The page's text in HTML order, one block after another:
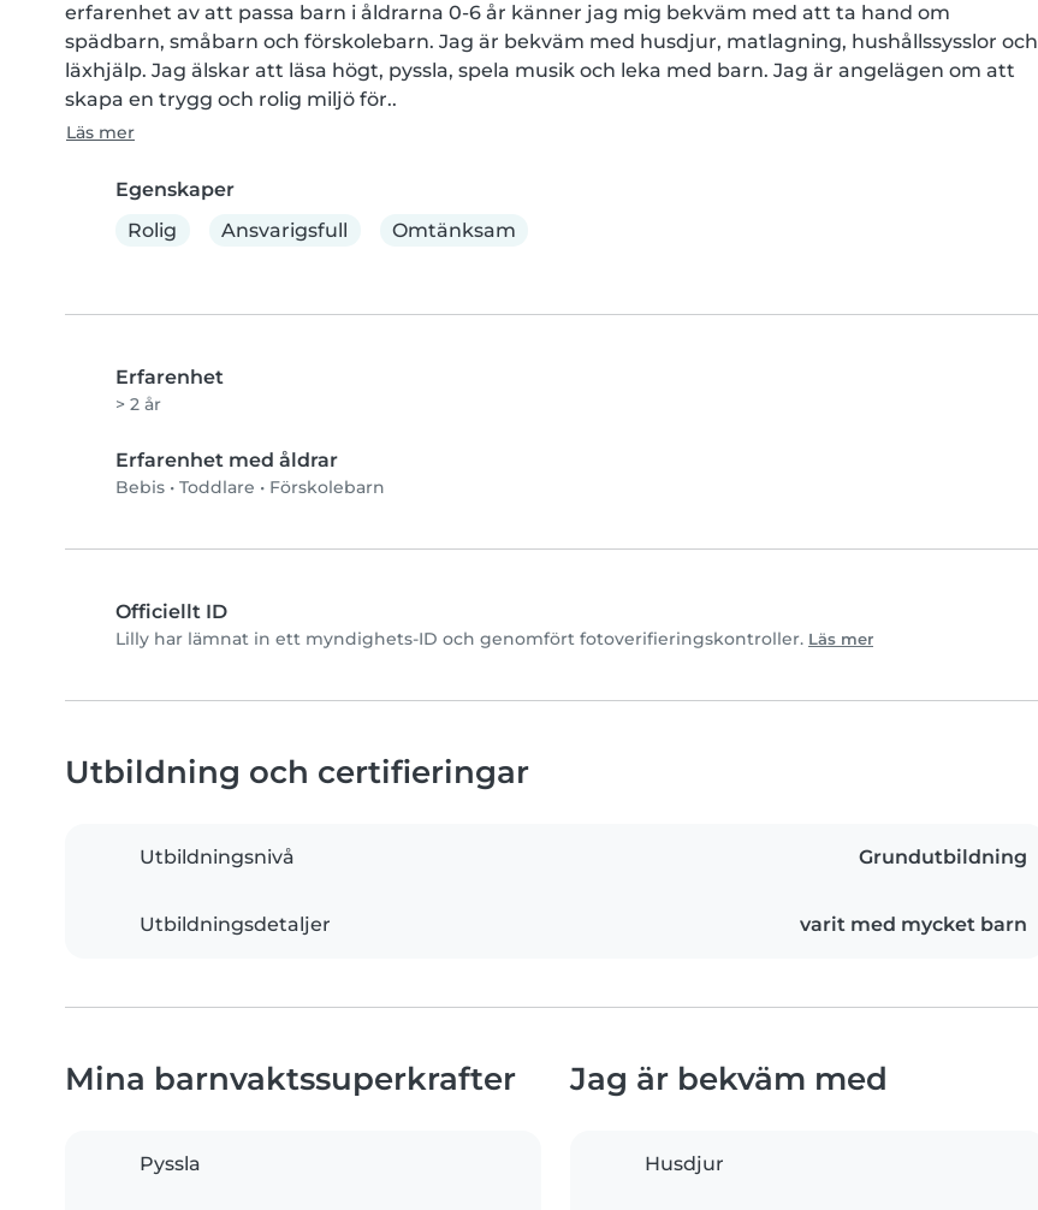
erfarenhet av att passa barn i åldrarna 0-6 år känner jag mig bekväm med att ta hand om
spädbarn, småbarn och förskolebarn. Jag är bekväm med husdjur, matlagning, hushållssysslor och
läxhjälp. Jag älskar att läsa högt, pyssla, spela musik och leka med barn. Jag är angelägen om att
skapa en trygg och rolig miljö för..
Läs mer
Egenskaper
Rolig
Ansvarigsfull Omtänksam
Erfarenhet
> 2 år
Erfarenhet med åldrar
Bebis • Toddlare • Förskolebarn
Officiellt ID
Lilly har lämnat in ett myndighets-ID och genomfört fotoverifieringskontroller. Läs mer
Utbildning och certifieringar
Utbildningsnivå Grundutbildning
Utbildningsdetaljer varit med mycket barn
Mina barnvaktssuperkrafter
Pyssla
Jag är bekväm med
Husdjur